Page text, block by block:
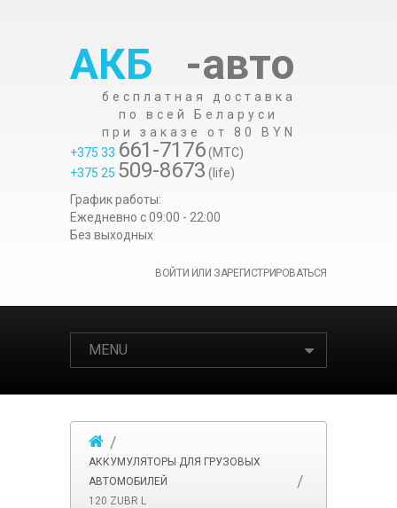
АКБ -авто
бесплатная доставка
по всей Беларуси
при заказе от 80 BYN
+375 33 661-7176(МТС)
+375 25 509-8673 (life)
График работы:
Ежедневно c 09:00 - 22:00
Без выходных
ВОЙТИ ИЛИ ЗАРЕГИСТРИРОВАТЬСЯ
MENU
АККУМУЛЯТОРЫ ДЛЯ ГРУЗОВЫХ
АВТОМОБИЛЕЙ
120 ZUBR L